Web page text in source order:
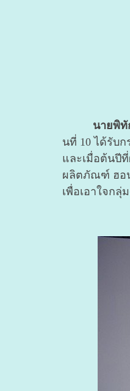
นายพิทั
นที่ 10 ได้รับ
และเมื่อต้นปี
ผลิตภัณฑ์ ฮอ
เพื่อเอาใจก